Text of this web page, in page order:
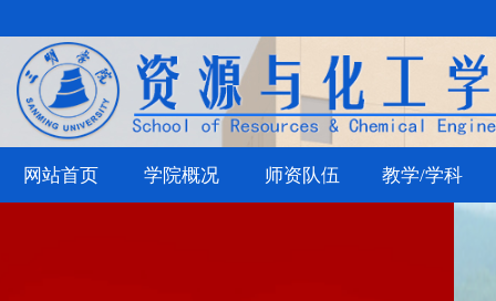
网站首页 学院概况 师资队伍 教学/学科